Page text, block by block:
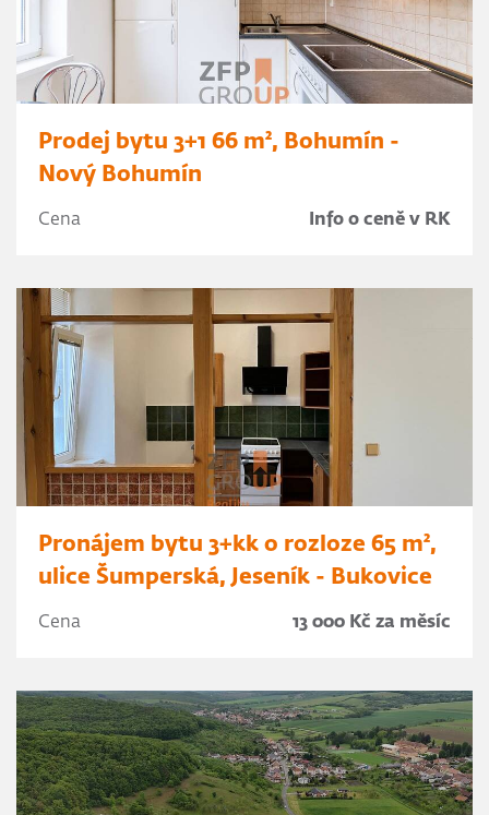
Prodej bytu 3+1 66 m², Bohumín -
Nový Bohumín
Cena Info o ceně v RK
Pronájem bytu 3+kk o rozloze 65 m²,
ulice Šumperská, Jeseník - Bukovice
Cena 13 000 Kč za měsíc